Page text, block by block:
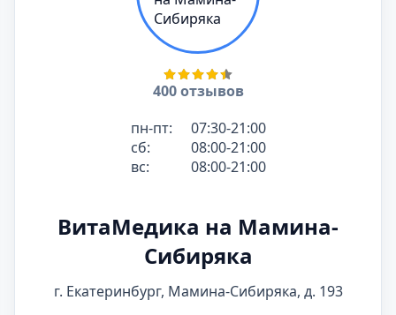
400 отзывов
пн-пт:
07:30-21:00
сб:
08:00-21:00
вс:
08:00-21:00
ВитаМедика на Мамина-
Сибиряка
г. Екатеринбург, Мамина-Сибиряка, д. 193